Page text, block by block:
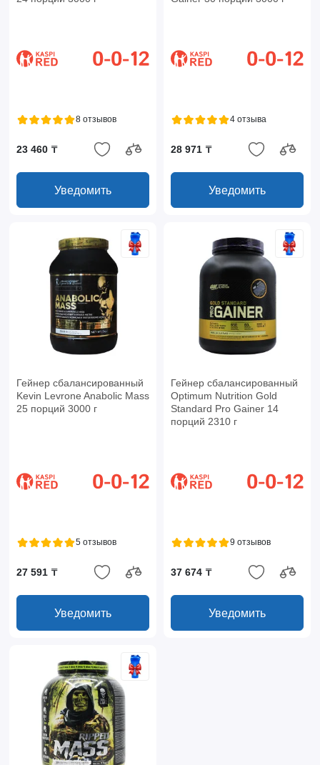
8 отзывов
23 460 ₸
Уведомить
4 отзыва
28 971 ₸
Уведомить
Гейнер сбалансированный
Kevin Levrone Anabolic Mass
25 порций 3000 г
5 отзывов
27 591 ₸
Уведомить
Гейнер сбалансированный
Optimum Nutrition Gold
Standard Pro Gainer 14
порций 2310 г
9 отзывов
37 674 ₸
Уведомить